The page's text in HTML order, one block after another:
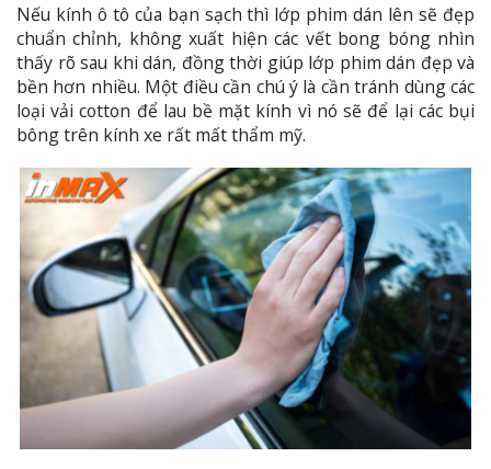
Nếu kính ô tô của bạn sạch thì lớp phim dán lên sẽ đẹp
chuẩn chỉnh, không xuất hiện các vết bong bóng nhìn
thấy rõ sau khi dán, đồng thời giúp lớp phim dán đẹp và
bền hơn nhiều. Một điều cần chú ý là cần tránh dùng các
loại vải cotton để lau bề mặt kính vì nó sẽ để lại các bụi
bông trên kính xe rất mất thẩm mỹ.